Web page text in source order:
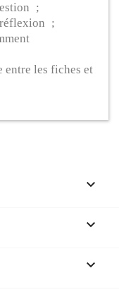
;
réflexion ;
entre les fiches et


